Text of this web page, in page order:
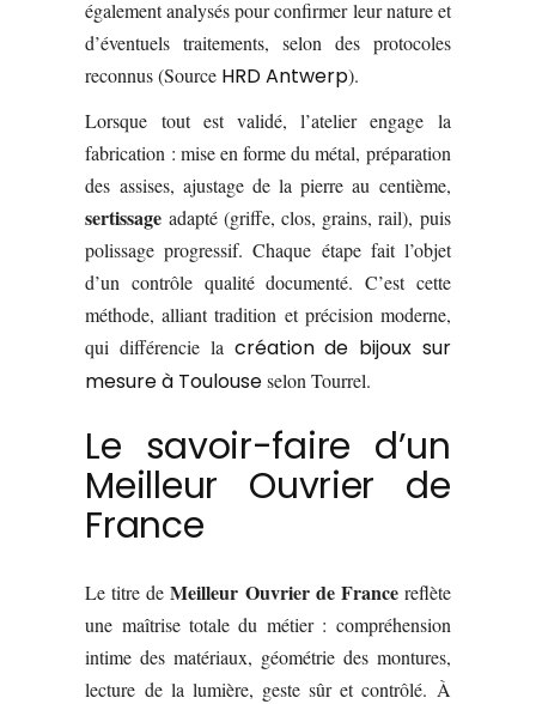
également analysés pour confirmer leur nature et
d’éventuels traitements, selon des protocoles
reconnus (Source HRD Antwerp).
Lorsque tout est validé, l’atelier engage la
fabrication : mise en forme du métal, préparation
des assises, ajustage de la pierre au centième,
sertissage adapté (griffe, clos, grains, rail), puis
polissage progressif. Chaque étape fait l’objet
d’un contrôle qualité documenté. C’est cette
méthode, alliant tradition et précision moderne,
qui différencie la création de bijoux sur
mesure à Toulouseselon Tourrel.
Le savoir-faire d’un
Meilleur Ouvrier de
France
Le titre deMeilleur Ouvrier de Francereflète
une maîtrise totale du métier : compréhension
intime des matériaux, géométrie des montures,
lecture de la lumière, geste sûr et contrôlé. À